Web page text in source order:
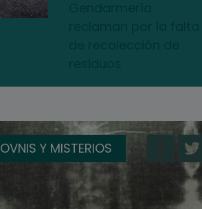
OVNIS Y MISTERIOS